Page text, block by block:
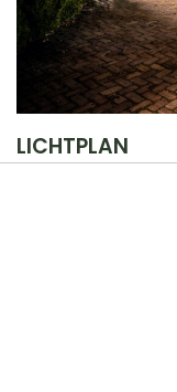
LICHTPLAN
Naast het
verzorgen wij